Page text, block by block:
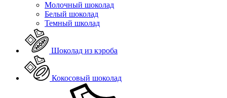
Молочный шоколад
Белый шоколад
Темный школад
Шоколад из кэроба
Кокосовый шоколад